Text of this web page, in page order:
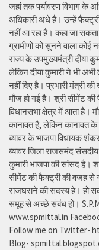
जहां तक पर्यावरण विभाग के
अधिकारी अंधे है। उन्हें
नहीं आ रहा है। कहा जा सकता
ग्रामीणों को सुनने वाला कोई
राज्य के उपमुख्यमंत्री दीया
लेकिन दीया कुमारी ने भी
नहीं दिए है। प्रभारी मंत्री
मौज हो गई है। श्री सीमेंट
विधानसभा क्षेत्र में आता है।
कानावत है, लेकिन कानावत के
ब्यावर के भाजपा विधायक
ब्यावर जिला राजसमंद
कुमारी भाजपा की सांसद है।
सीमेंट की फैक्ट्री की वजह से
राजघराने की सदस्य हे। हो
समूह से अच्छे संबंध हो।
www.spmittal.in
Follow me on Twitter-
Blog-